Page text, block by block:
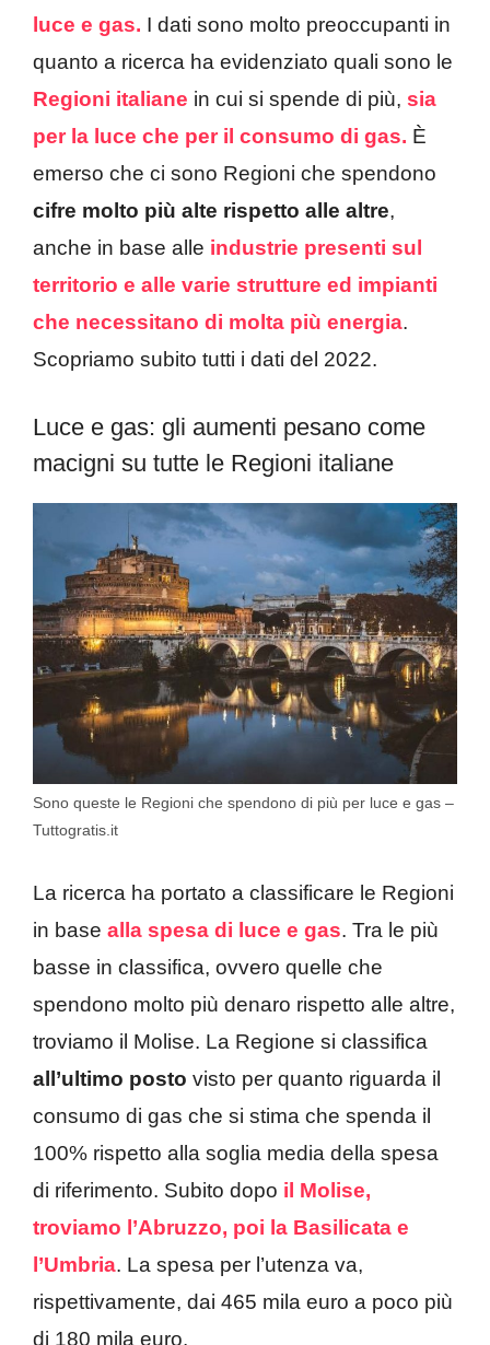
luce e gas. I dati sono molto preoccupanti in
quanto a ricerca ha evidenziato quali sono le
Regioni italiane in cui si spende di più, sia
per la luce che per il consumo di gas. È
emerso che ci sono Regioni che spendono
cifre molto più alte rispetto alle altre,
anche in base alle industrie presenti sul
territorio e alle varie strutture ed impianti
che necessitano di molta più energia.
Scopriamo subito tutti i dati del 2022.
Luce e gas: gli aumenti pesano come
macigni su tutte le Regioni italiane
Sono queste le Regioni che spendono di più per luce e gas –
Tuttogratis.it
La ricerca ha portato a classificare le Regioni
in base alla spesa di luce e gas. Tra le più
basse in classifica, ovvero quelle che
spendono molto più denaro rispetto alle altre,
troviamo il Molise. La Regione si classifica
all’ultimo posto visto per quanto riguarda il
consumo di gas che si stima che spenda il
100% rispetto alla soglia media della spesa
di riferimento. Subito dopo il Molise,
troviamo l’Abruzzo, poi la Basilicata e
l’Umbria. La spesa per l’utenza va,
rispettivamente, dai 465 mila euro a poco più
di 180 mila euro.